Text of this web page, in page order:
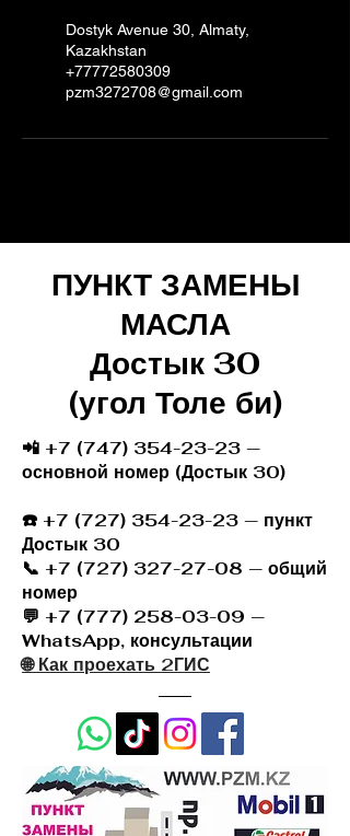
Dostyk Avenue 30, Almaty,
Kazakhstan
+77772580309
pzm3272708@gmail.com
ПУНКТ ЗАМЕНЫ
МАСЛА
Достык 30
(угол Толе би)
📲 +7 (747) 354-23-23 —
основной номер (Достык 30)
☎️ +7 (727) 354-23-23 — пункт
Достык 30
📞 +7 (727) 327-27-08 — общий
номер
💬 +7 (777) 258-03-09 —
WhatsApp, консультации
🌐 Как проехать 2ГИС